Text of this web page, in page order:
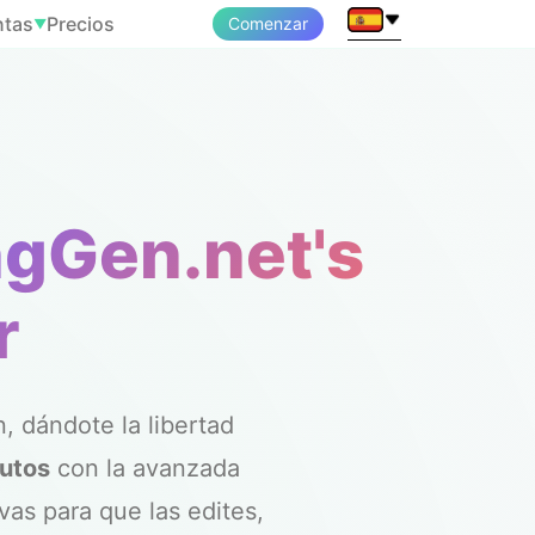
▼Precios Comenzar
dándote la libertad
con la avanzada
para que las edites,